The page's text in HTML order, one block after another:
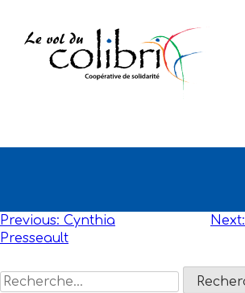
NAVIGATION
DE
L'ARTICLE
Previous: Cynthia
Presseault
Next:
Rechercher :